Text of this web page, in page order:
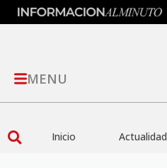
MENU
Inicio Actualidad